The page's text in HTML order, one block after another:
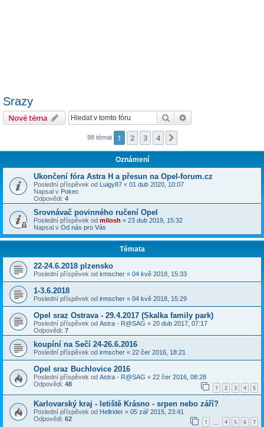
Srazy
Nové téma Hledat
98 témat 1 2 3 4
Oznámení
Ukončení fóra Astra H a přesun na Opel-forum.cz
Poslední příspěvek od Luigy87 « 01 dub 2020, 10:07
Napsal v Pokec
Odpovědi: 4
Srovnávač povinného ručení Opel
Poslední příspěvek od milosh « 23 dub 2019, 15:32
Napsal v Od nás pro Vás
Témata
22-24.6.2018 plzensko
Poslední příspěvek od irmscher « 04 kvě 2018, 15:33
1-3.6.2018
Poslední příspěvek od irmscher « 04 kvě 2018, 15:29
Opel sraz Ostrava - 29.4.2017 (Skalka family park)
Poslední příspěvek od Astra - R@SAG « 20 dub 2017, 07:17
Odpovědi: 7
koupíní na Sečí 24-26.6.2016
Poslední příspěvek od irmscher « 22 čer 2016, 18:21
Opel sraz Buchlovice 2016
Poslední příspěvek od Astra - R@SAG « 22 čer 2016, 08:28
Odpovědi: 48 1 2 3 4 5
Karlovarský kraj - letiště Krásno - srpen nebo září?
Poslední příspěvek od Hellrider « 05 zář 2015, 23:41
Odpovědi: 62 1 4 5 6 7